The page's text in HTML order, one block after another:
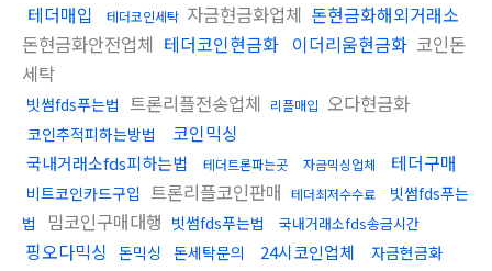
테더매입
테더코인세탁 자금현금화업체 돈현금화해외거래소
돈현금화안전업체 테더코인현금화 이더리움현금화 코인돈
세탁
빗썸fds푸는법 트론리플전송업체 리플매입 오다현금화
코인추적피하는방법 코인믹싱
국내거래소fds피하는법 테더트론파는곳 자금믹싱업체 테더구매
비트코인카드구입 트론리플코인판매 테더최저수수료
빗썸fds푸는
법
밈코인구매대행 빗썸fds푸는법 국내거래소fds송금시간
핑오다믹싱 돈믹싱 돈세탁문의 24시코인업체 자금현금화